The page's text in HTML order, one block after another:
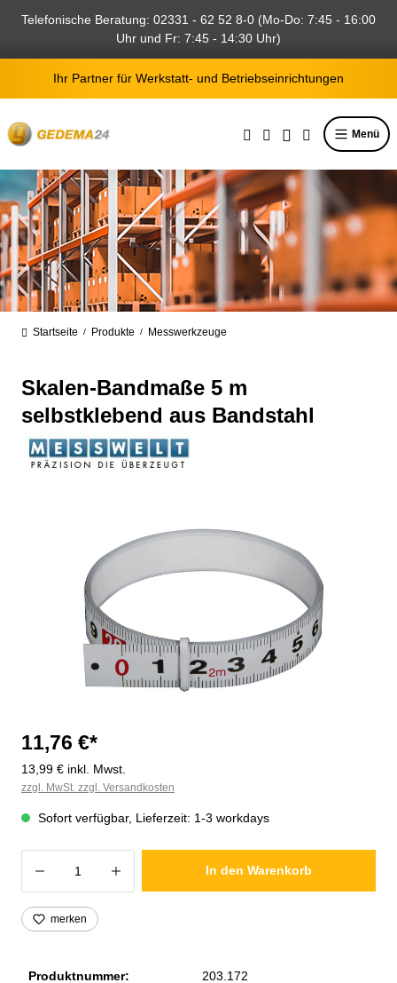
springen
Telefonische Beratung: 02331 - 62 52 8-0 (Mo-Do: 7:45 - 16:00
Uhr und Fr: 7:45 - 14:30 Uhr)
Ihr Partner für Werkstatt- und Betriebseinrichtungen
Menü
Startseite / Produkte / Messwerkzeuge
Skalen-Bandmaße 5 m
selbstklebend aus Bandstahl
11,76 €*
13,99 € inkl. Mwst.
zzgl. MwSt. zzgl. Versandkosten
Sofort verfügbar, Lieferzeit: 1-3 workdays
Produkt Anzahl: Gib den gewünschten
In den Warenkorb
merken
Produktnummer: 203.172